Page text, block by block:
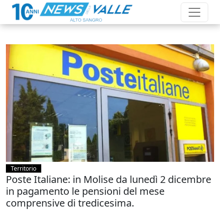
Territorio
Poste Italiane: in Molise da lunedì 2 dicembre
in pagamento le pensioni del mese
comprensive di tredicesima.